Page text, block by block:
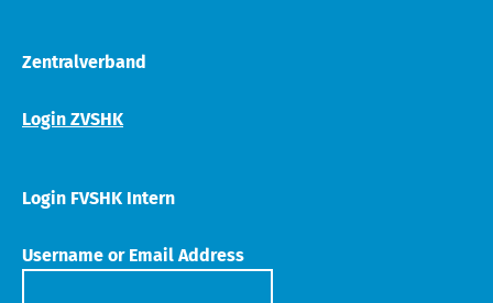
Zentralverband
Login ZVSHK
Login FVSHK Intern
Username or Email Address